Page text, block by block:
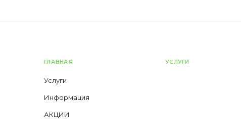
ГЛАВНАЯ
Услуги
Информация
АКЦИИ
УСЛУГИ